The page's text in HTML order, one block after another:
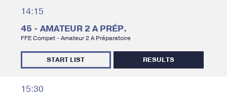
14:15
45 - AMATEUR 2 A PRÉP.
FFE Compet - Amateur 2 A Préparatoire
START LIST RESULTS
15:30